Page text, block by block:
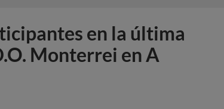
en la última
Monterrei en A